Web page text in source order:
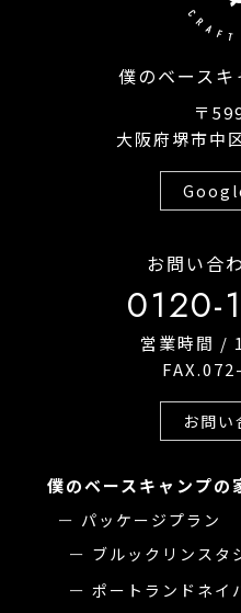
僕のベース
〒
大阪府堺市中
お問い合
0120-
営業時間 /
お問い
僕のベースキャンプの
パッケージプラン
ブルックリンスタ
ポートランドネイ